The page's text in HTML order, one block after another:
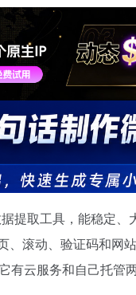
提取工具，能稳定
、滚动、验证码和网
云服务和自己托管